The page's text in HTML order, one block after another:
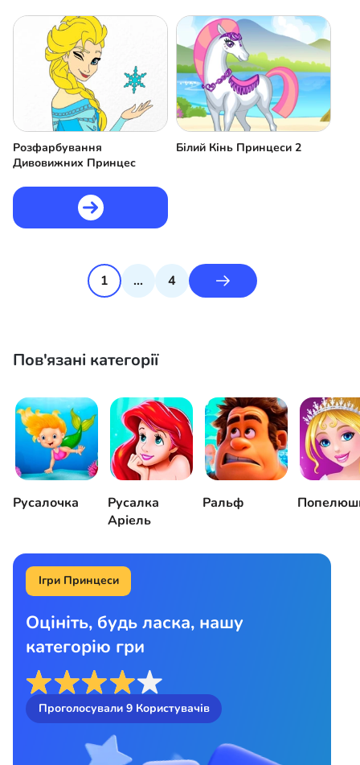
Розфарбування
Дивовижних Принцес
Білий Кінь Принцеси 2
1 ... 4
Пов'язані категорії
Русалочка
Русалка
Аріель
Ральф
Ігри Принцеси
Оцініть, будь ласка, нашу
категорію гри
Проголосували 9Користувачів